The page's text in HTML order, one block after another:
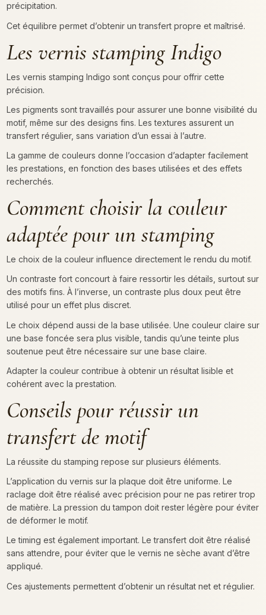
précipitation.
Cet équilibre permet d’obtenir un transfert propre et maîtrisé.
Les vernis stamping Indigo
Les vernis stamping Indigo sont conçus pour offrir cette
précision.
Les pigments sont travaillés pour assurer une bonne visibilité du
motif, même sur des designs fins. Les textures assurent un
transfert régulier, sans variation d’un essai à l’autre.
La gamme de couleurs donne l’occasion d’adapter facilement
les prestations, en fonction des bases utilisées et des effets
recherchés.
Comment choisir la couleur
adaptée pour un stamping
Le choix de la couleur influence directement le rendu du motif.
Un contraste fort concourt à faire ressortir les détails, surtout sur
des motifs fins. À l’inverse, un contraste plus doux peut être
utilisé pour un effet plus discret.
Le choix dépend aussi de la base utilisée. Une couleur claire sur
une base foncée sera plus visible, tandis qu’une teinte plus
soutenue peut être nécessaire sur une base claire.
Adapter la couleur contribue à obtenir un résultat lisible et
cohérent avec la prestation.
Conseils pour réussir un
transfert de motif
La réussite du stamping repose sur plusieurs éléments.
L’application du vernis sur la plaque doit être uniforme. Le
raclage doit être réalisé avec précision pour ne pas retirer trop
de matière. La pression du tampon doit rester légère pour éviter
de déformer le motif.
Le timing est également important. Le transfert doit être réalisé
sans attendre, pour éviter que le vernis ne sèche avant d’être
appliqué.
Ces ajustements permettent d’obtenir un résultat net et régulier.